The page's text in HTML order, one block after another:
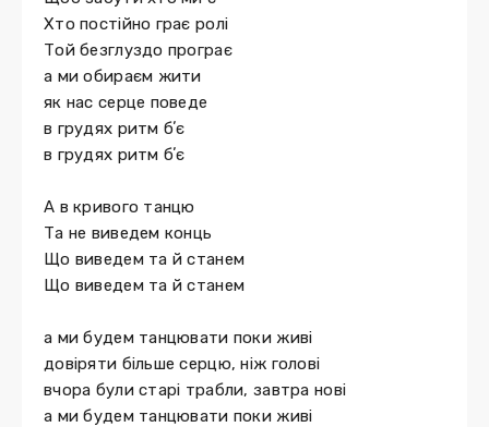
Хто постійно грає ролі
Той безглуздо програє
а ми обираєм жити
як нас серце поведе
в грудях ритм бʼє
в грудях ритм бʼє
А в кривого танцю
Та не виведем конць
Що виведем та й станем
Що виведем та й станем
а ми будем танцювати поки живі
довіряти більше серцю, ніж голові
вчора були старі трабли, завтра нові
а ми будем танцювати поки живі